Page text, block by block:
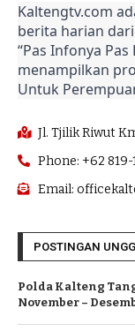
Kaltengtv.com
berita harian
“Pas Infonya
menampilkan
Untuk
Jl. Tjilik Riwut
Phone: +62 819-
Email:
POSTINGAN
Polda Kalteng
November –